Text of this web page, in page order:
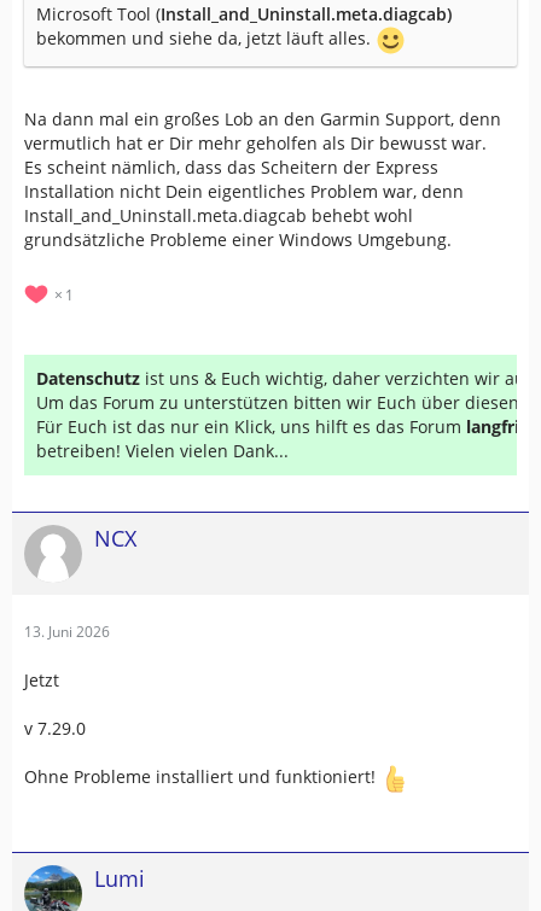
Microsoft Tool (Install_and_Uninstall.meta.diagcab)
bekommen und siehe da, jetzt läuft alles.
Na dann mal ein großes Lob an den Garmin Support, denn
vermutlich hat er Dir mehr geholfen als Dir bewusst war.
Es scheint nämlich, dass das Scheitern der Express
Installation nicht Dein eigentliches Problem war, denn
Install_and_Uninstall.meta.diagcab behebt wohl
grundsätzliche Probleme einer Windows Umgebung.
1
Datenschutz ist uns & Euch wichtig, daher verzichten wir auf
Um das Forum zu unterstützen bitten wir Euch über diesen
Für Euch ist das nur ein Klick, uns hilft es das Forum
betreiben! Vielen vielen Dank...
NCX
13. Juni 2026
Jetzt
v 7.29.0
Ohne Probleme installiert und funktioniert!
Lumi